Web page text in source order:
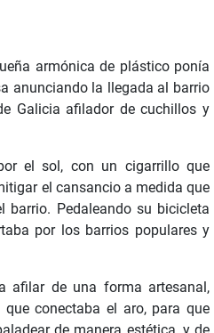
armónica de plástico ponía
anunciando la llegada al barrio
Galicia afilador de cuchillos y
el sol, con un cigarrillo que
el cansancio a medida que
barrio. Pedaleando su bicicleta
por los barrios populares y
afilar de una forma artesanal,
conectaba el aro, para que